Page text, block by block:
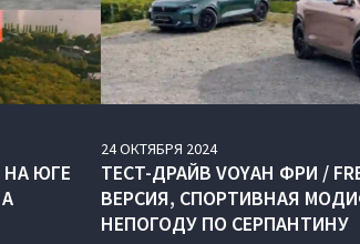
ЮГЕ
24ОКТЯБРЯ 2024
ТЕСТ-ДРАЙВ VOYAH ФРИ /
ВЕРСИЯ, СПОРТИВНАЯ
НЕПОГОДУ ПО СЕРПАНТИНУ